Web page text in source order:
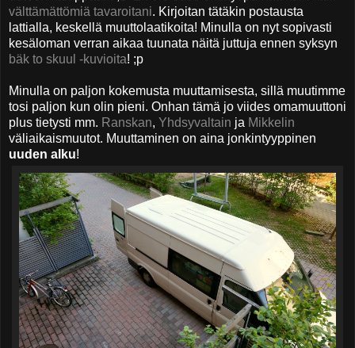
välttämättömiä tavaroitani. Kirjoitan tätäkin postausta
lattialla, keskellä muuttolaatikoita! Minulla on nyt sopivasti
kesäloman verran aikaa tuunata näitä juttuja ennen syksyn
bäk to skuul -kuvioita! ;p
Minulla on paljon kokemusta muuttamisesta, sillä muutimme
tosi paljon kun olin pieni. Onhan tämä jo viides omamuuttoni
plus tietysti mm. Ranskan, Yhdsyvaltain ja Mikkelin
väliaikaismuutot. Muuttaminen on aina jonkintyyppinen
uuden alku!